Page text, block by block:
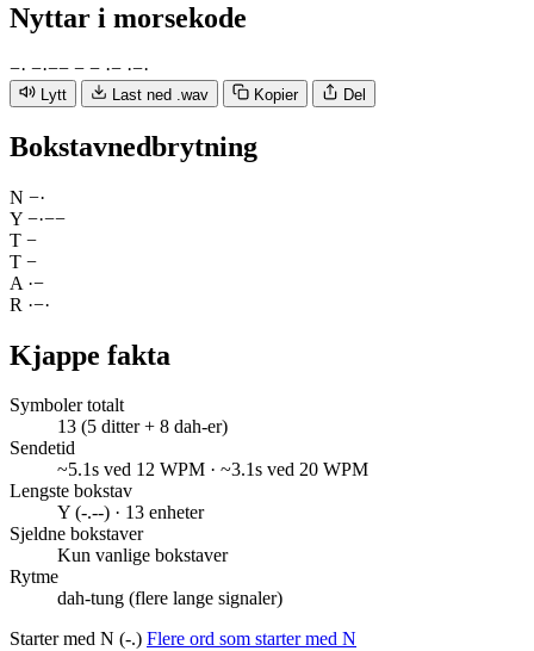
Nyttar i morsekode
−· −·−− − − ·− ·−·
Lytt Last ned .wav Kopier Del
Bokstavnedbrytning
N −·
Y −·−−
T −
T −
A ·−
R ·−·
Kjappe fakta
Symboler totalt
13 (5 ditter + 8 dah-er)
Sendetid
~5.1s ved 12 WPM · ~3.1s ved 20 WPM
Lengste bokstav
Y (-.--) · 13 enheter
Sjeldne bokstaver
Kun vanlige bokstaver
Rytme
dah-tung (flere lange signaler)
Starter med N (-.) Flere ord som starter med N